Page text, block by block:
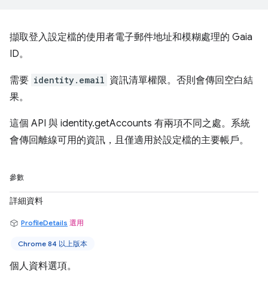
擷取登入設定檔的使用者電子郵件地址和模糊處理的 Gaia
ID。
需要 identity.email 資訊清單權限。否則會傳回空白結
果。
這個 API 與 identity.getAccounts 有兩項不同之處。系統
會傳回離線可用的資訊，且僅適用於設定檔的主要帳戶。
參數
詳細資料
ProfileDetails 選用
Chrome 84 以上版本
個人資料選項。